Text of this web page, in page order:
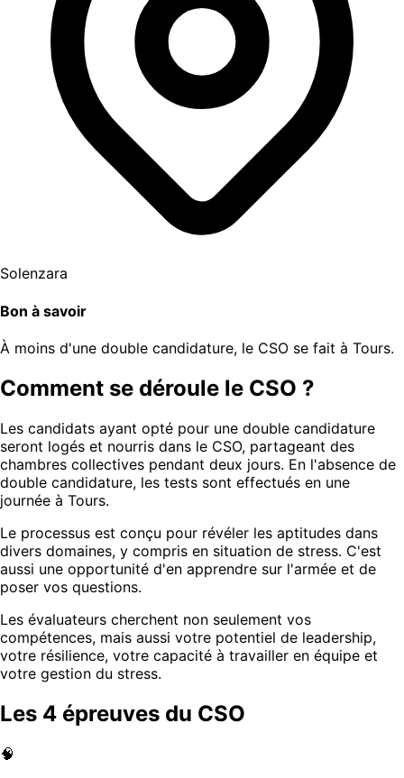
Solenzara
Bon à savoir
À moins d'une double candidature, le CSO se fait à Tours.
Comment se déroule le CSO ?
Les candidats ayant opté pour une double candidature
seront logés et nourris dans le CSO, partageant des
chambres collectives pendant deux jours. En l'absence de
double candidature, les tests sont effectués en une
journée à Tours.
Le processus est conçu pour révéler les aptitudes dans
divers domaines, y compris en situation de stress. C'est
aussi une opportunité d'en apprendre sur l'armée et de
poser vos questions.
Les évaluateurs cherchent non seulement vos
compétences, mais aussi votre potentiel de leadership,
votre résilience, votre capacité à travailler en équipe et
votre gestion du stress.
Les 4 épreuves du CSO
🧠